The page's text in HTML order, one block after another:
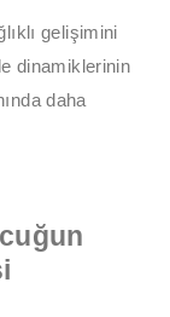
gelişimini
dinamiklerinin
daha